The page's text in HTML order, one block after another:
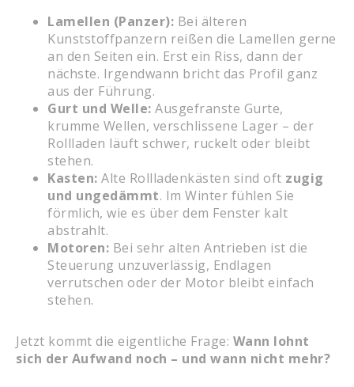
Lamellen (Panzer): Bei älteren
Kunststoffpanzern reißen die Lamellen gerne
an den Seiten ein. Erst ein Riss, dann der
nächste. Irgendwann bricht das Profil ganz
aus der Führung.
Gurt und Welle: Ausgefranste Gurte,
krumme Wellen, verschlissene Lager – der
Rollladen läuft schwer, ruckelt oder bleibt
stehen.
Kasten: Alte Rollladenkästen sind oft zugig
und ungedämmt. Im Winter fühlen Sie
förmlich, wie es über dem Fenster kalt
abstrahlt.
Motoren: Bei sehr alten Antrieben ist die
Steuerung unzuverlässig, Endlagen
verrutschen oder der Motor bleibt einfach
stehen.
Jetzt kommt die eigentliche Frage: Wann lohnt
sich der Aufwand noch – und wann nicht mehr?